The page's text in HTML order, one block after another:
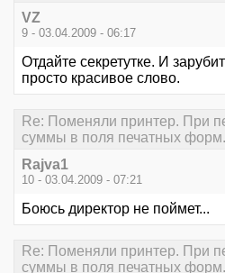
VZ
9 - 03.04.2009 - 06:17
Отдайте секретутке. И
просто красивое слово.
Re: Поменяли принтер. При
суммы в поля печатных форм.
Rajva1
10 - 03.04.2009 - 07:21
Боюсь директор не поймет...
Re: Поменяли принтер. При
суммы в поля печатных форм.